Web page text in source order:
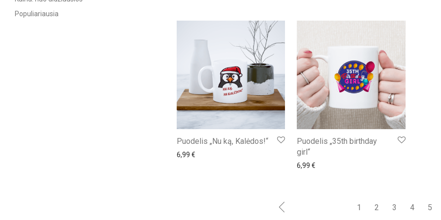
Populiariausia
Puodelis „Nu ką, Kalėdos!“
6,99 €
Puodelis „35th birthday
girl“
6,99€
1 2 3 4 5